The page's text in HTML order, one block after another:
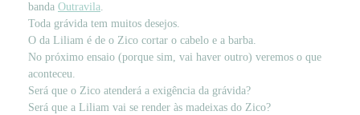
banda Outravila.
Toda grávida tem muitos desejos.
O da Liliam é de o Zico cortar o cabelo e a barba.
No próximo ensaio (porque sim, vai haver outro) veremos o que
aconteceu.
Será que o Zico atenderá a exigência da grávida?
Será que a Liliam vai se render às madeixas do Zico?